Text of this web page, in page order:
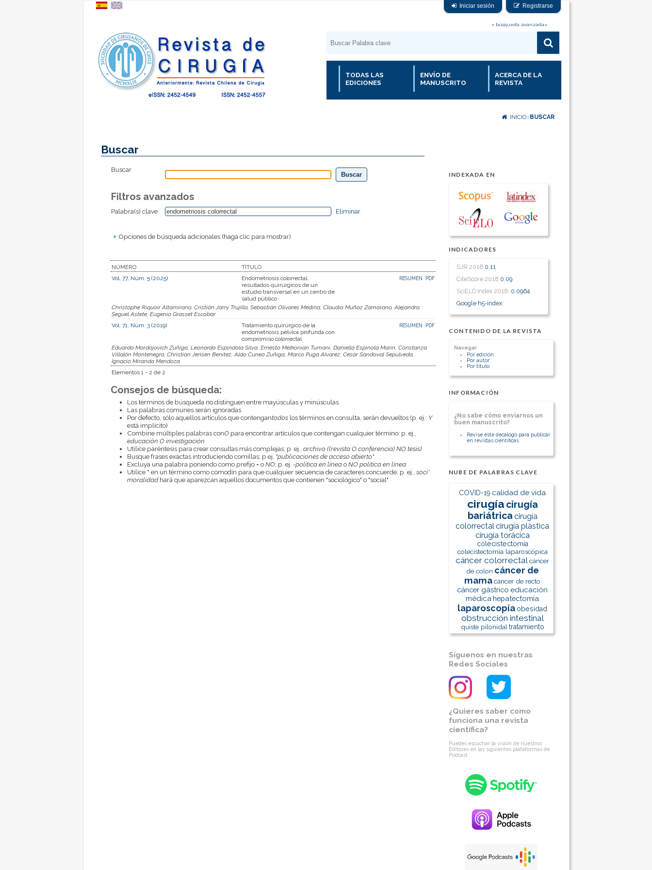
Iniciar sesión Registrarse
» búsqueda avanzada«
TODAS LAS
EDICIONES
ENVÍO DE
MANUSCRITO
ACERCA DE LA
REVISTA
INICIO BUSCAR
INDEXADA EN
INDICADORES
SJR 2018 0.11
CiteScore 2018 0.09
SciELO Index 2018: 0.0964
Google h5-index
CONTENIDO DE LA REVISTA
Navegar
Por edición
Por autor
Por título
INFORMACIÓN
¿No sabe cómo enviarnos un
buen manuscrito?
Revise éste decálogo para publicar
en revistas científicas
NUBE DE PALABRAS CLAVE
COVID-19 calidad de vida
cirugía cirugía
bariátrica cirugía
colorrectalcirugía plástica
cirugía torácica
colecistectomía
colecistectomía laparoscópica
cáncer colorrectalcáncer
de colon cáncer de
mamacáncer de recto
cáncer gástrico educación
médicahepatectomía
laparoscopía obesidad
obstrucción intestinal
quiste pilonidal tratamiento
Síguenos en nuestras
Redes Sociales
¿Quieres saber como
funciona una revista
científica?
Puedes escuchar la visión de nuestros
Editores en las siguientes plataformas de
Podcast
Buscar
Buscar
Filtros avanzados
Palabra(s) clave Eliminar
Opciones de búsqueda adicionales (haga clic para mostrar)
NÚMERO
TÍTULO
Vol. 77, Núm. 5 (2025)
Endometriosis colorrectal,
resultados quirúrgicos de un
estudio transversal en un centro de
salud público
RESUMEN PDF
Christophe Riquoir Altamirano, Cristián Jarry Trujillo, Sebastián Olivares Medina, Claudio Muñoz Zamorano, Alejandra
Seguel Astete, Eugenio Grasset Escobar
Vol. 71, Núm. 3 (2019)
Tratamiento quirúrgico de la
endometriosis pélvica profunda con
compromiso colorrectal
RESUMEN PDF
Eduardo Mordojovich Zúñiga, Leonardo Espindola Silva, Ernesto Melkonian Tumani, Daniella Espinola Marin, Constanza
Villalón Montenegro, Christian Jensen Benitez, Aldo Cuneo Zuñiga, Marco Puga Alvarez, Cesar Sandoval Sepulveda,
Ignacio Miranda Mendoza
Elementos 1 - 2 de 2
Consejos de búsqueda:
Los términos de búsqueda no distinguen entre mayúsculas y minúsculas
Las palabras comunes serán ignoradas
Por defecto, sólo aquellos artículos que contengantodoslos términos en consulta, serán devueltos (p. ej.: Y
está implícito)
Combine múltiples palabras conOpara encontrar artículos que contengan cualquier término; p. ej.,
educación O investigación
Utilice paréntesis para crear consultas más complejas; p. ej., archivo ((revista O conferencia) NO tesis)
Busque frases exactas introduciendo comillas; p.ej, "publicaciones de acceso abierto"
Excluya una palabra poniendo como prefijo - oNO; p. ej. -política en líneaoNO política en línea
Utilice * en un término como comodín para que cualquier secuencia de caracteres concuerde; p. ej., soci*
moralidadhará que aparezcan aquellos documentos que contienen "sociológico" o "social"